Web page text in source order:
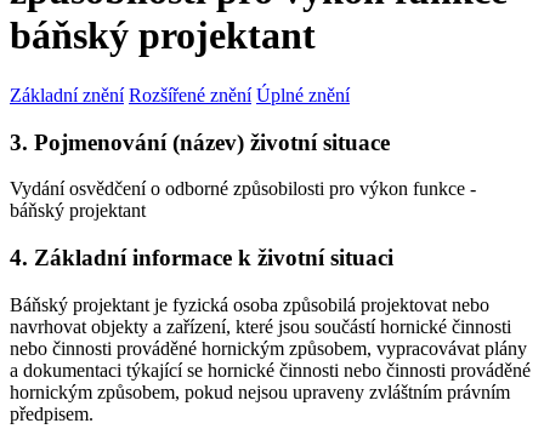
báňský projektant
Základní znění Rozšířené znění Úplné znění
3. Pojmenování (název) životní situace
Vydání osvědčení o odborné způsobilosti pro výkon funkce -
báňský projektant
4. Základní informace k životní situaci
Báňský projektant je fyzická osoba způsobilá projektovat nebo
navrhovat objekty a zařízení, které jsou součástí hornické činnosti
nebo činnosti prováděné hornickým způsobem, vypracovávat plány
a dokumentaci týkající se hornické činnosti nebo činnosti prováděné
hornickým způsobem, pokud nejsou upraveny zvláštním právním
předpisem.